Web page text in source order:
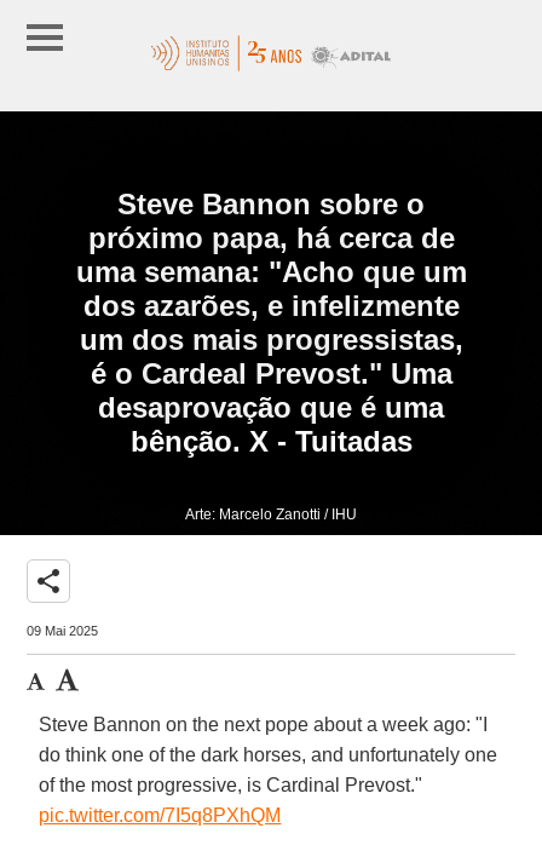
Steve Bannon sobre o
próximo papa, há cerca de
uma semana: "Acho que um
dos azarões, e infelizmente
um dos mais progressistas,
é o Cardeal Prevost." Uma
desaprovação que é uma
bênção. X - Tuitadas
Arte: Marcelo Zanotti / IHU
share
09 Mai 2025
Steve Bannon on the next pope about a week ago: "I
do think one of the dark horses, and unfortunately one
of the most progressive, is Cardinal Prevost."
pic.twitter.com/7I5q8PXhQM